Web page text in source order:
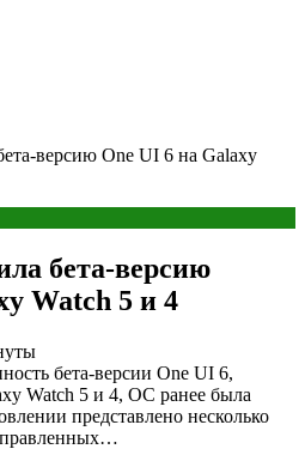
версию One UI 6 на Galaxy
бета-версию
Watch 5 и 4
бета-версии One UI 6,
Watch 5 и 4, ОС ранее была
представлено несколько